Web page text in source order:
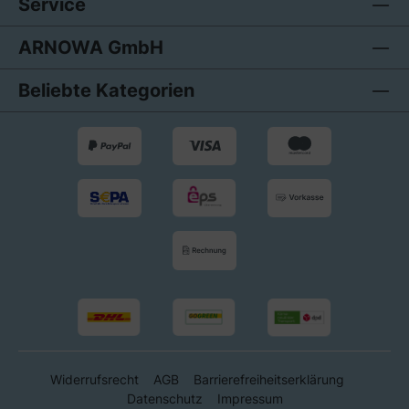
ARNOWA GmbH
Beliebte Kategorien
Widerrufsrecht AGB
Barrierefreiheitserklärung
Datenschutz
Impressum